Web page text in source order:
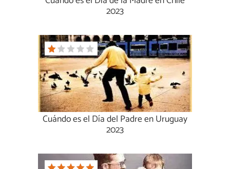
2023
Cuándo es el Día del Padre en Uruguay
2023